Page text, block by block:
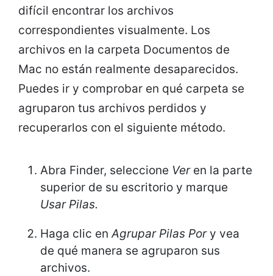
difícil encontrar los archivos
correspondientes visualmente. Los
archivos en la carpeta Documentos de
Mac no están realmente desaparecidos.
Puedes ir y comprobar en qué carpeta se
agruparon tus archivos perdidos y
recuperarlos con el siguiente método.
Abra Finder, seleccione Veren la parte
superior de su escritorio y marque
Usar Pilas.
Haga clic enAgrupar Pilas Pory vea
de qué manera se agruparon sus
archivos.